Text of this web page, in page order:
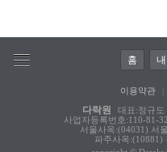
홈
이용약관
다락원
대표:정규도
사업자등록번호:110-81-
서울사옥:(04031) 서
파주사옥:(10881)